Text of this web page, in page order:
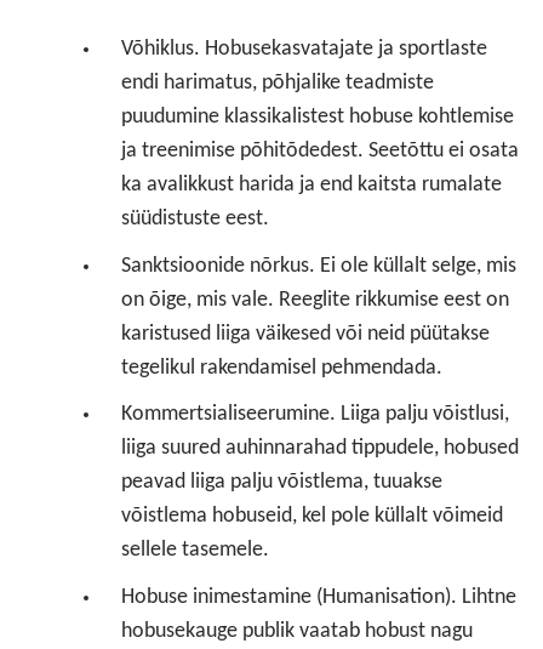
Võhiklus. Hobusekasvatajate ja sportlaste
endi harimatus, põhjalike teadmiste
puudumine klassikalistest hobuse kohtlemise
ja treenimise põhitõdedest. Seetõttu ei osata
ka avalikkust harida ja end kaitsta rumalate
süüdistuste eest.
Sanktsioonide nõrkus. Ei ole küllalt selge, mis
on õige, mis vale. Reeglite rikkumise eest on
karistused liiga väikesed või neid püütakse
tegelikul rakendamisel pehmendada.
Kommertsialiseerumine. Liiga palju võistlusi,
liiga suured auhinnarahad tippudele, hobused
peavad liiga palju võistlema, tuuakse
võistlema hobuseid, kel pole küllalt võimeid
sellele tasemele.
Hobuse inimestamine (Humanisation). Lihtne
hobusekauge publik vaatab hobust nagu